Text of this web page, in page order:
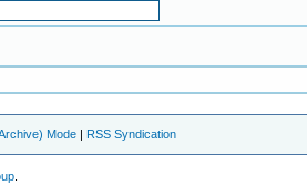
Mode | RSS Syndication